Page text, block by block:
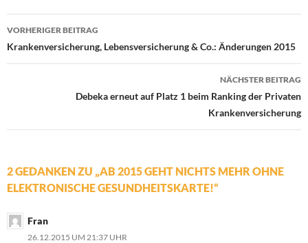
Beitrags-
Navigation
VORHERIGER BEITRAG
Krankenversicherung, Lebensversicherung & Co.: Änderungen 2015
NÄCHSTER BEITRAG
Debeka erneut auf Platz 1 beim Ranking der Privaten
Krankenversicherung
2 GEDANKEN ZU „AB 2015 GEHT NICHTS MEHR OHNE
ELEKTRONISCHE GESUNDHEITSKARTE!“
Fran
26.12.2015 UM 21:37 UHR